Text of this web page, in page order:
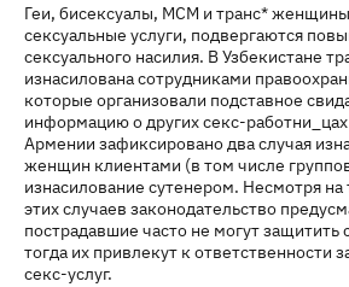
Геи, бисексуалы, МСМ и транс*
сексуальные услуги, подвергаются
сексуального насилия. В Узбекистане
изнасилована сотрудниками
которые организовали подставное
информацию о других секс-
Армении зафиксировано два случая
женщин клиентами (в том числе
изнасилование сутенером. Несмотря
этих случаев законодательство
пострадавшие часто не могут защитить
тогда их привлекут к ответственности
секс-услуг.